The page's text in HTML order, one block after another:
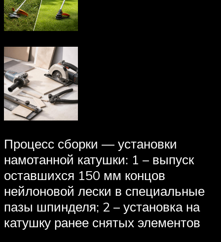
Процесс сборки — установки
намотанной катушки: 1 – выпуск
оставшихся 150 мм концов
нейлоновой лески в специальные
пазы шпинделя; 2 – установка на
катушку ранее снятых элементов